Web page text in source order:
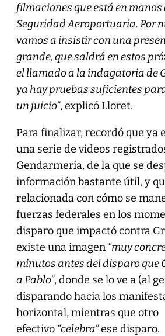
filmaciones que está en manos
Seguridad Aeroportuaria. Por
vamos a insistir con una
grande, que saldrá en estos
el llamado a la indagatoria de
ya hay pruebas suficientes
un juicio”, explicó Lloret.
Para finalizar, recordó que ya
una serie de videos
Gendarmería, de la que se
información bastante útil, y
relacionada con cómo se
fuerzas federales en los
disparo que impactó contra
existe una imagen “muy
minutos antes del disparo que
a Pablo”, donde se lo ve a (al
disparando hacia los
horizontal, mientras que otro
efectivo “celebra”ese disparo.